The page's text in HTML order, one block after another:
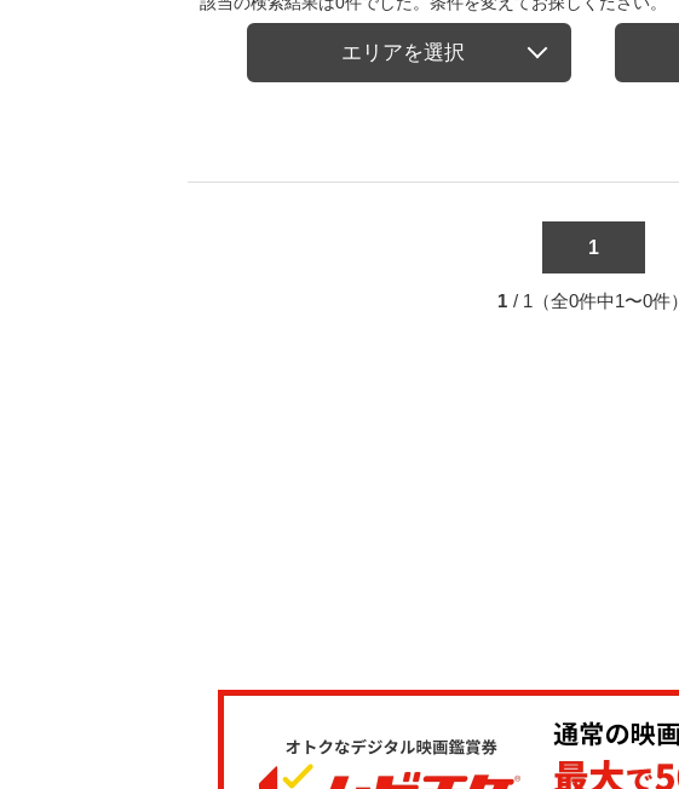
エリアを選択
1
1 / 1（全0件中1〜0件）